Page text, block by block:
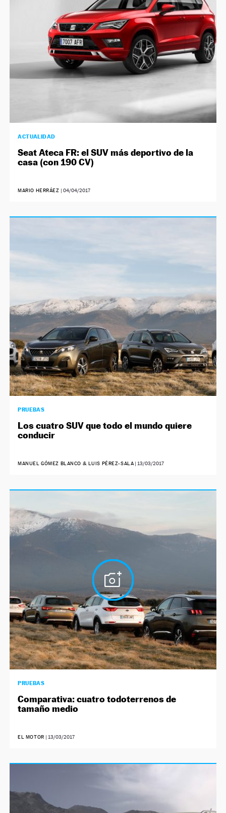
ACTUALIDAD
Seat Ateca FR: el SUV más deportivo de la
casa (con 190 CV)
MARIO HERRÁEZ | 04/04/2017
PRUEBAS
Los cuatro SUV que todo el mundo quiere
conducir
MANUEL GÓMEZ BLANCO & LUIS PÉREZ-SALA | 13/03/2017
PRUEBAS
Comparativa: cuatro todoterrenos de
tamaño medio
EL MOTOR | 13/03/2017